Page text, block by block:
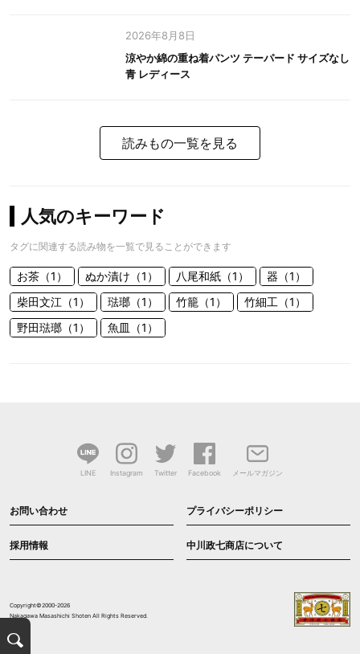
2026年8月8日
涼やか綿の重ね着パンツ テーパード サイズなし
青 レディース
読みもの一覧を見る
人気のキーワード
タグに関連する読み物を一覧で見ることができます
お茶（1） ぬか漬け（1） 八尾和紙（1）
器（1）
柴田文江（1）
琺瑯（1） 竹籠（1）
竹細工（1）
野田琺瑯（1）
魚皿（1）
LINE Instagram Twitter Facebook メールマガジン
お問い合わせ プライバシーポリシー
採用情報 中川政七商店について
Copyright©2000-2026
Nakagawa Masashichi Shoten All Rights Reserved.
検